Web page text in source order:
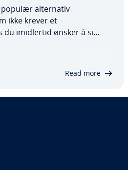
populær alternativ
ikke krever et
du imidlertid ønsker å si
Read more